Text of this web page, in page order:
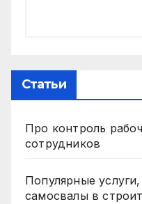
Статьи
Про контроль
сотрудников
Популярные
самосвалы в